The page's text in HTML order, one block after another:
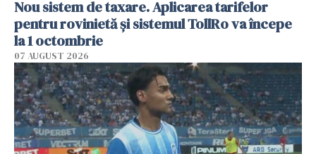
Nou sistem de taxare. Aplicarea tarifelor
pentru rovinietă şi sistemul TollRo va începe
la 1 octombrie
07 AUGUST 2026